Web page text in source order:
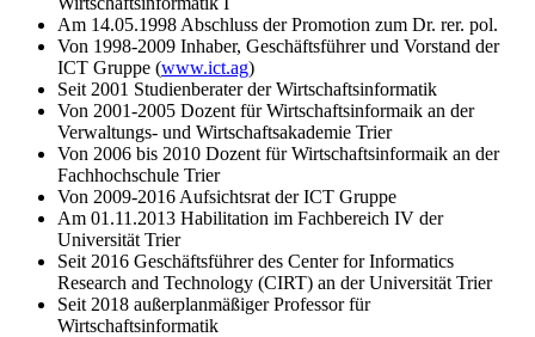
Am 14.05.1998 Abschluss der Promotion zum Dr. rer. pol.
Von 1998-2009 Inhaber, Geschäftsführer und Vorstand der
ICT Gruppe (www.ict.ag)
Seit 2001 Studienberater der Wirtschaftsinformatik
Von 2001-2005 Dozent für Wirtschaftsinformaik an der
Verwaltungs- und Wirtschaftsakademie Trier
Von 2006 bis 2010 Dozent für Wirtschaftsinformaik an der
Fachhochschule Trier
Von 2009-2016 Aufsichtsrat der ICT Gruppe
Am 01.11.2013 Habilitation im Fachbereich IV der
Universität Trier
Seit 2016 Geschäftsführer des Center for Informatics
Research and Technology (CIRT) an der Universität Trier
Seit 2018 außerplanmäßiger Professor für
Wirtschaftsinformatik